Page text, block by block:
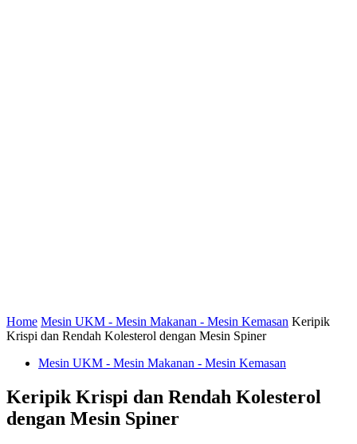
Home Mesin UKM - Mesin Makanan - Mesin Kemasan Keripik
Krispi dan Rendah Kolesterol dengan Mesin Spiner
Mesin UKM - Mesin Makanan - Mesin Kemasan
Keripik Krispi dan Rendah Kolesterol
dengan Mesin Spiner